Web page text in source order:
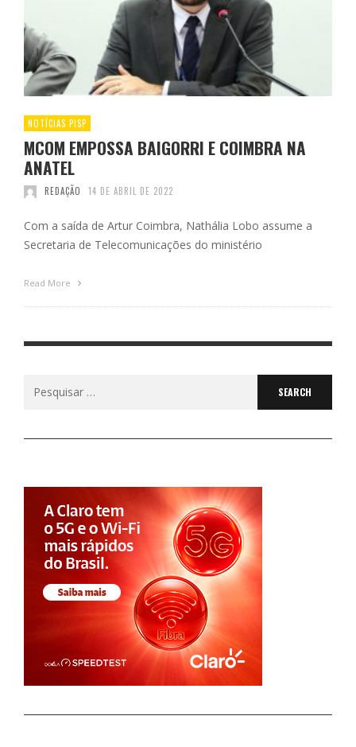
NOTÍCIAS PISP
MCOM EMPOSSA BAIGORRI E COIMBRA NA
ANATEL
REDAÇÃO 14 DE ABRIL DE 2022
Com a saída de Artur Coimbra, Nathália Lobo assume a
Secretaria de Telecomunicações do ministério
Read More